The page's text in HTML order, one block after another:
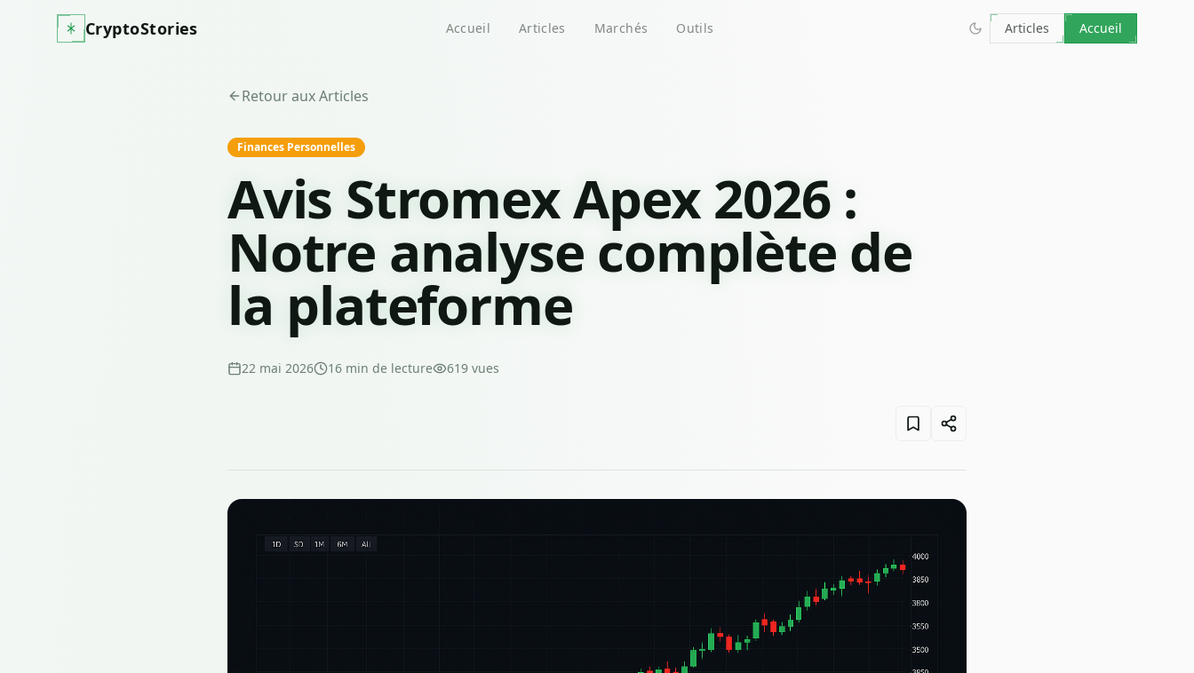
CryptoStories Accueil Articles Marchés Outils Articles Accueil
Retour aux Articles
Finances Personnelles
Avis Stromex Apex 2026 :
Notre analyse complète de
la plateforme
22 mai 2026 16 min de lecture 619 vues